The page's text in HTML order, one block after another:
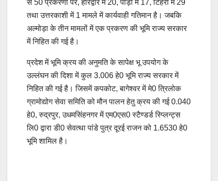
से 50 प्रकरणों पर, हरिद्वार में 20, पौड़ी में 17, टिहरी में 29
तथा उत्तरकाशी में 1 मामले में कार्यवाही गतिमान है। जबकि
अल्मोड़ा के तीन मामलों में एक प्रकरण की भूमि राज्य सरकार
में निहित की गई है।
प्रदेश में भूमि क्रय की अनुमति के सापेक्ष भू उपयोग के
उल्लंघन की दिशा में कुल 3.006 हे0 भूमि राज्य सरकार में
निहित की गई है। जिसमें कपकोट, बागेश्वर में मे0 त्रिलोक
ग्रामोद्योग सेवा समिति को मौन पालन हेतु क्रय की गई 0.040
हे0, रुद्रपुर, उधमसिंहनगर में एम0एस0 स्टैण्डर्ड स्प्लिन्ट्स
लि0 द्वारा डी0 सेवत्था पांडे पुत्र दूरई राजन को 1.6530 हे0
भूमि शामिल है।